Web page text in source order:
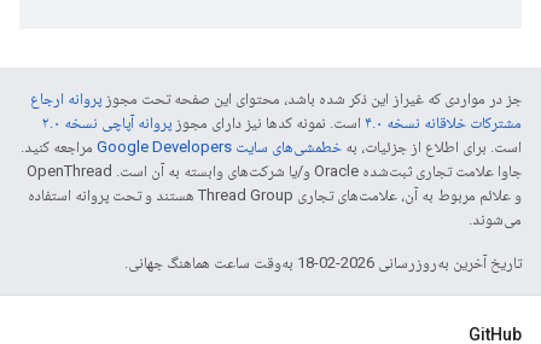
جز در مواردی که غیراز این ذکر شده باشد، محتوای این صفحه تحت مجوز پروانه ارجاع
مشترکات خلاقانه نسخه ۴.۰
است. نمونه کدها نیز دارای مجوز پروانه آپاچی نسخه ۲.۰
است. برای اطلاع از جزئیات، به خطمشی‌های سایت Google Developers‏
مراجعه کنید.
جاوا علامت تجاری ثبت‌شده Oracle و/یا شرکت‌های وابسته به آن است. ‫OpenThread
و علائم مربوط به آن، علامت‌های تجاری Thread Group هستند و تحت پروانه استفاده
می‌شوند.
تاریخ آخرین به‌روزرسانی 2026-02-18 به‌وقت ساعت هماهنگ جهانی.
GitHub